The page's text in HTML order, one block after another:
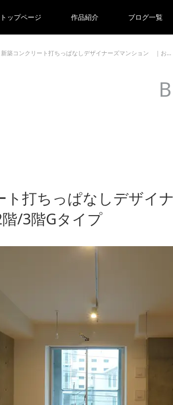
トップページ 作品紹介 ブログ一覧
新築コンクリート打ちっぱなしデザイナーズマンション ｜お…
ト打ちっぱなしデザイ
階/3階Gタイプ